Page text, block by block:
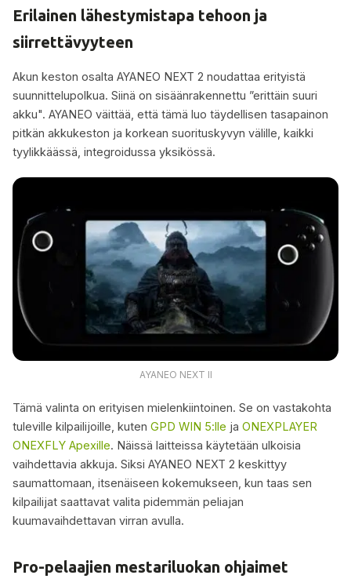
Erilainen lähestymistapa tehoon ja
siirrettävyyteen
Akun keston osalta AYANEO NEXT 2 noudattaa erityistä
suunnittelupolkua. Siinä on sisäänrakennettu ”erittäin suuri
akku". AYANEO väittää, että tämä luo täydellisen tasapainon
pitkän akkukeston ja korkean suorituskyvyn välille, kaikki
tyylikkäässä, integroidussa yksikössä.
AYANEO NEXT II
Tämä valinta on erityisen mielenkiintoinen. Se on vastakohta
tuleville kilpailijoille, kuten GPD WIN 5:lle ja ONEXPLAYER
ONEXFLY Apexille. Näissä laitteissa käytetään ulkoisia
vaihdettavia akkuja. Siksi AYANEO NEXT 2 keskittyy
saumattomaan, itsenäiseen kokemukseen, kun taas sen
kilpailijat saattavat valita pidemmän peliajan
kuumavaihdettavan virran avulla.
Pro-pelaajien mestariluokan ohjaimet